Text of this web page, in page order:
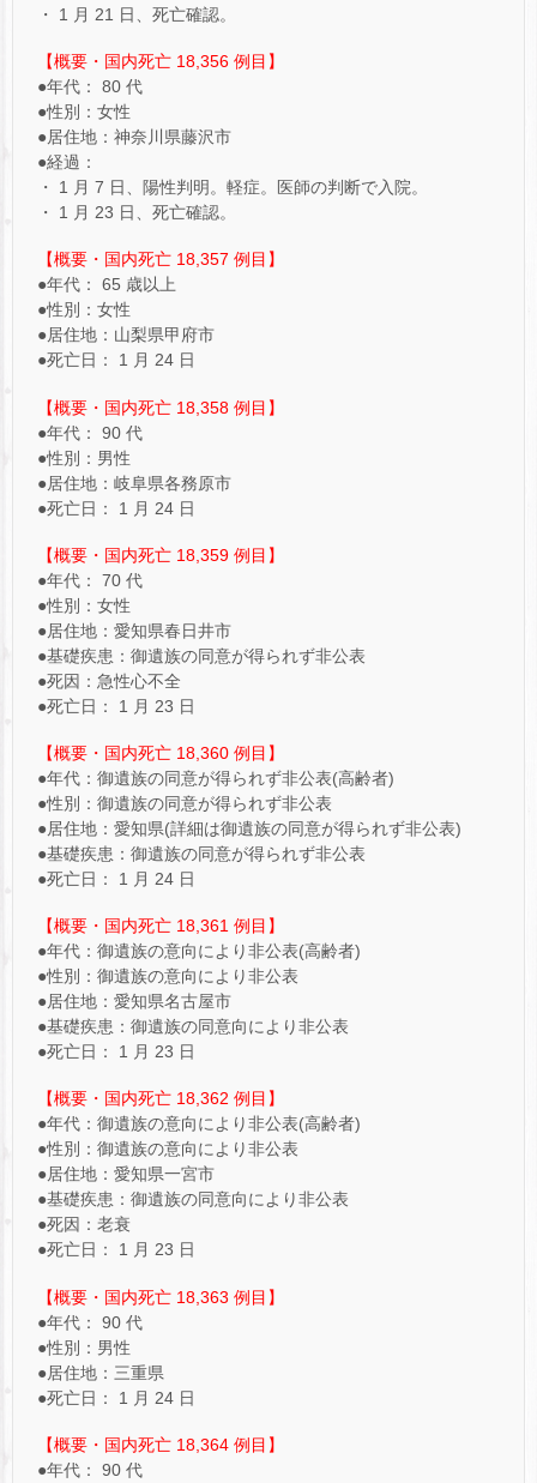
・ 1 月 21 日、死亡確認。
【概要・国内死亡 18,356 例目】
●年代： 80 代
●性別：女性
●居住地：神奈川県藤沢市
●経過：
・ 1 月 7 日、陽性判明。軽症。医師の判断で入院。
・ 1 月 23 日、死亡確認。
【概要・国内死亡 18,357 例目】
●年代： 65 歳以上
●性別：女性
●居住地：山梨県甲府市
●死亡日： 1 月 24 日
【概要・国内死亡 18,358 例目】
●年代： 90 代
●性別：男性
●居住地：岐阜県各務原市
●死亡日： 1 月 24 日
【概要・国内死亡 18,359 例目】
●年代： 70 代
●性別：女性
●居住地：愛知県春日井市
●基礎疾患：御遺族の同意が得られず非公表
●死因：急性心不全
●死亡日： 1 月 23 日
【概要・国内死亡 18,360 例目】
●年代：御遺族の同意が得られず非公表(高齢者)
●性別：御遺族の同意が得られず非公表
●居住地：愛知県(詳細は御遺族の同意が得られず非公表)
●基礎疾患：御遺族の同意が得られず非公表
●死亡日： 1 月 24 日
【概要・国内死亡 18,361 例目】
●年代：御遺族の意向により非公表(高齢者)
●性別：御遺族の意向により非公表
●居住地：愛知県名古屋市
●基礎疾患：御遺族の同意向により非公表
●死亡日： 1 月 23 日
【概要・国内死亡 18,362 例目】
●年代：御遺族の意向により非公表(高齢者)
●性別：御遺族の意向により非公表
●居住地：愛知県一宮市
●基礎疾患：御遺族の同意向により非公表
●死因：老衰
●死亡日： 1 月 23 日
【概要・国内死亡 18,363 例目】
●年代： 90 代
●性別：男性
●居住地：三重県
●死亡日： 1 月 24 日
【概要・国内死亡 18,364 例目】
●年代： 90 代